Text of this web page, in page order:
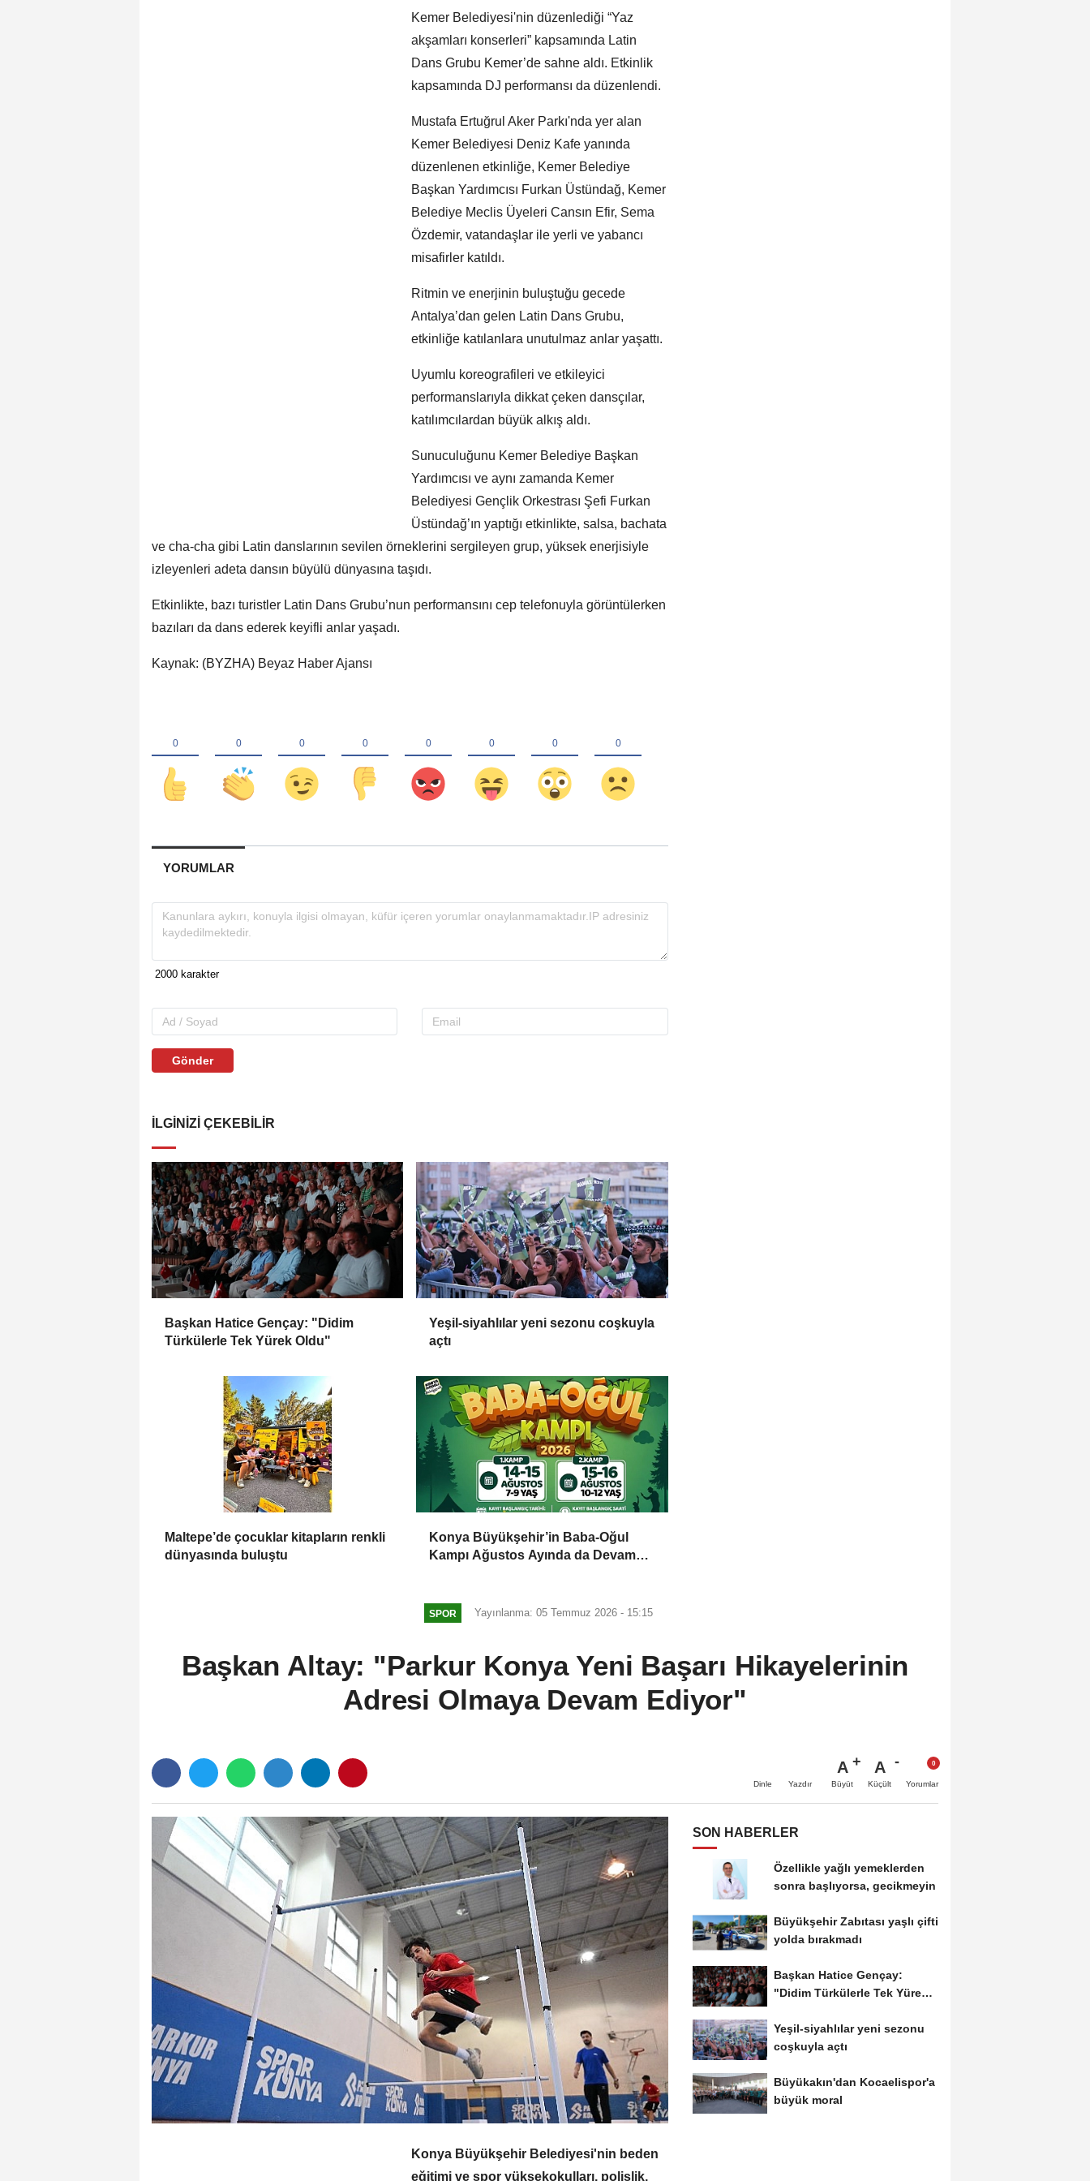
Kemer Belediyesi'nin düzenlediği “Yaz
akşamları konserleri” kapsamında Latin
Dans Grubu Kemer’de sahne aldı. Etkinlik
kapsamında DJ performansı da düzenlendi.
Mustafa Ertuğrul Aker Parkı'nda yer alan
Kemer Belediyesi Deniz Kafe yanında
düzenlenen etkinliğe, Kemer Belediye
Başkan Yardımcısı Furkan Üstündağ, Kemer
Belediye Meclis Üyeleri Cansın Efir, Sema
Özdemir, vatandaşlar ile yerli ve yabancı
misafirler katıldı.
Ritmin ve enerjinin buluştuğu gecede
Antalya’dan gelen Latin Dans Grubu,
etkinliğe katılanlara unutulmaz anlar yaşattı.
Uyumlu koreografileri ve etkileyici
performanslarıyla dikkat çeken dansçılar,
katılımcılardan büyük alkış aldı.
Sunuculuğunu Kemer Belediye Başkan
Yardımcısı ve aynı zamanda Kemer
Belediyesi Gençlik Orkestrası Şefi Furkan
Üstündağ’ın yaptığı etkinlikte, salsa, bachata
ve cha-cha gibi Latin danslarının sevilen örneklerini sergileyen grup, yüksek enerjisiyle
izleyenleri adeta dansın büyülü dünyasına taşıdı.
Etkinlikte, bazı turistler Latin Dans Grubu’nun performansını cep telefonuyla görüntülerken
bazıları da dans ederek keyifli anlar yaşadı.
Kaynak: (BYZHA) Beyaz Haber Ajansı
YORUMLAR
Gönder
İLGINIZI ÇEKEBILIR
Başkan Hatice Gençay: "Didim
Türkülerle Tek Yürek Oldu"
Yeşil-siyahlılar yeni sezonu coşkuyla
açtı
Maltepe’de çocuklar kitapların renkli
dünyasında buluştu
Konya Büyükşehir’in Baba-Oğul
Kampı Ağustos Ayında da Devam
SPOR Yayınlanma: 05 Temmuz 2026 - 15:15
Başkan Altay: "Parkur Konya Yeni Başarı Hikayelerinin
Adresi Olmaya Devam Ediyor"
Dinle Yazdır
A
Büyüt
A
Küçült Yorumlar
Konya Büyükşehir Belediyesi'nin beden
eğitimi ve spor yüksekokulları, polislik,
SON HABERLER
Özellikle yağlı yemeklerden
sonra başlıyorsa, gecikmeyin
Büyükşehir Zabıtası yaşlı çifti
yolda bırakmadı
Başkan Hatice Gençay:
"Didim Türkülerle Tek Yürek
Yeşil-siyahlılar yeni sezonu
coşkuyla açtı
Büyükakın'dan Kocaelispor'a
büyük moral